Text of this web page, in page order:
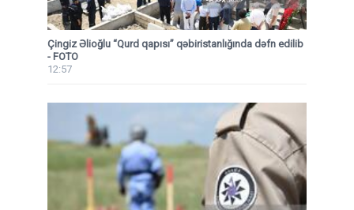
Çingiz Əlioğlu “Qurd qapısı” qəbiristanlığında dəfn edilib
- FOTO
12:57